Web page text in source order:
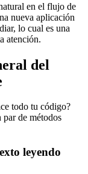
en el flujo de
nueva aplicación
lo cual es una
atención.
del
todo tu código?
de métodos
leyendo